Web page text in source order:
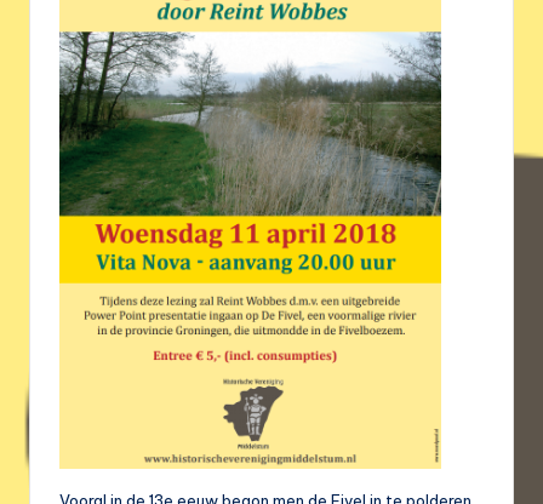
Vooral in de 13e eeuw begon men de Fivel in te polderen,